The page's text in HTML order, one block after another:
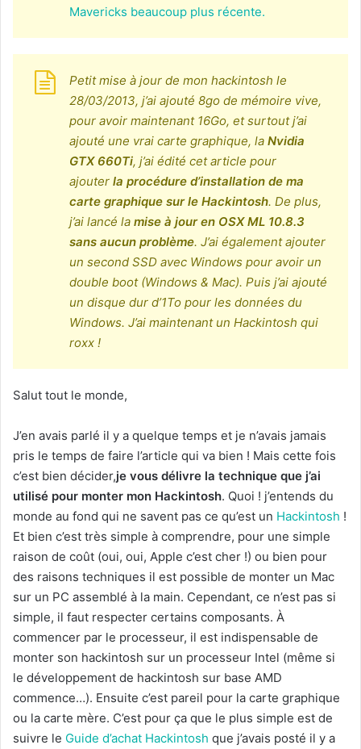
Mavericks beaucoup plus récente.
Petit mise à jour de mon hackintosh le
28/03/2013, j’ai ajouté 8go de mémoire vive,
pour avoir maintenant 16Go, et surtout j’ai
ajouté une vrai carte graphique, la Nvidia
GTX 660Ti, j’ai édité cet article pour
ajouter la procédure d’installation de ma
carte graphique sur le Hackintosh. De plus,
j’ai lancé la mise à jour en OSX ML 10.8.3
sans aucun problème. J’ai également ajouter
un second SSD avec Windows pour avoir un
double boot (Windows & Mac). Puis j’ai ajouté
un disque dur d’1To pour les données du
Windows. J’ai maintenant un Hackintosh qui
roxx !
Salut tout le monde,
J’en avais parlé il y a quelque temps et je n’avais jamais
pris le temps de faire l’article qui va bien ! Mais cette fois
c’est bien décider,je vous délivre la technique que j’ai
utilisé pour monter mon Hackintosh. Quoi ! j’entends du
monde au fond qui ne savent pas ce qu’est un Hackintosh !
Et bien c’est très simple à comprendre, pour une simple
raison de coût (oui, oui, Apple c’est cher !) ou bien pour
des raisons techniques il est possible de monter un Mac
sur un PC assemblé à la main. Cependant, ce n’est pas si
simple, il faut respecter certains composants. À
commencer par le processeur, il est indispensable de
monter son hackintosh sur un processeur Intel (même si
le développement de hackintosh sur base AMD
commence…). Ensuite c’est pareil pour la carte graphique
ou la carte mère. C’est pour ça que le plus simple est de
suivre le Guide d’achat Hackintosh que j’avais posté il y a